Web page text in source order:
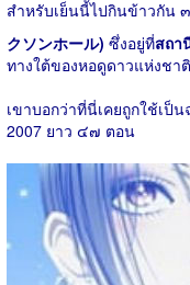
สำหรับเย็นนี้ไปกินข้าวกัน
クソンホール) ซึ่งอยู่ที่สถา
ทางใต้ของหอดูดาวแห่งช
เขาบอกว่าที่นี่เคยถูกใช้เป็
2007 ยาว ๔๗ ตอน